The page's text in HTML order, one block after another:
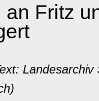
Fritz
Landesarchiv